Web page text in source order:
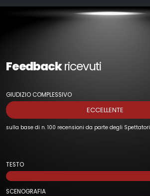
Feedbackricevuti
GIUDIZIO COMPLESSIVO
ECCELLENTE
sulla base di n. 100 recensioni da parte degli Spettatori
TESTO
SCENOGRAFIA